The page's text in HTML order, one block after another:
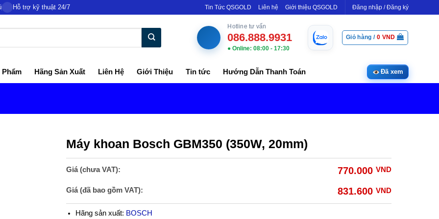
Hỗ trợ kỹ thuật 24/7 Tin Tức QSGOLD Liên hệ Giới thiệu QSGOLD Đăng nhập / Đăng ký
Hotline tư vấn
086.888.9931
● Online: 08:00 - 17:30
Giỏ hàng / 0 VND
Phẩm Hãng Sản Xuất Liên Hệ Giới Thiệu Tin tức Hướng Dẫn Thanh Toán Đã xem
Máy khoan Bosch GBM350 (350W, 20mm)
Giá (chưa VAT): 770.000VND
Giá (đã bao gồm VAT): 831.600VND
Hãng sản xuất: BOSCH